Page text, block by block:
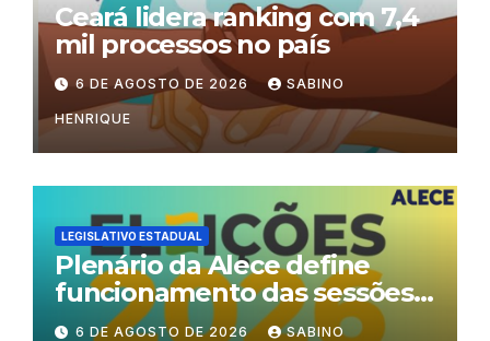
Ceará lidera ranking com 7,4
mil processos no país
6 DE AGOSTO DE 2026 SABINO
HENRIQUE
LEGISLATIVO ESTADUAL
Plenário da Alece define
funcionamento das sessões
durante o período eleitoral
6 DE AGOSTO DE 2026 SABINO